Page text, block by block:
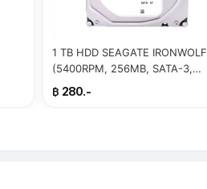
1 TB HDD SEAGATE IRONWOLF
(5400RPM, 256MB, SATA-3,
ST1000VN008)
฿ 280.-